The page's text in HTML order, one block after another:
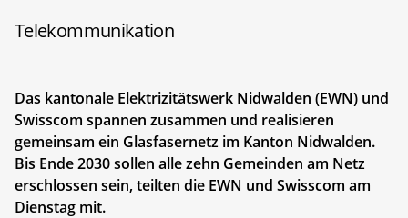
Telekommunikation
Das kantonale Elektrizitätswerk Nidwalden (EWN) und
Swisscom spannen zusammen und realisieren
gemeinsam ein Glasfasernetz im Kanton Nidwalden.
Bis Ende 2030 sollen alle zehn Gemeinden am Netz
erschlossen sein, teilten die EWN und Swisscom am
Dienstag mit.